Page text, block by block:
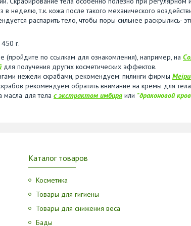
т.к. кожа после такого механического
распарить тело, чтобы поры сильнее раскрылись-
г.
(пройдите по ссылкам для ознакомления), например, на
для получения других косметических эффектов.
нежели скрабами, рекомендуем: пилинги фирмы
рекомендуем обратить внимание на кремы для тела
масла для тела сэкстрактом имбиря или "драконовой
Каталог товаров
Косметика
Товары для гигиены
Товары для снижения веса
Бады